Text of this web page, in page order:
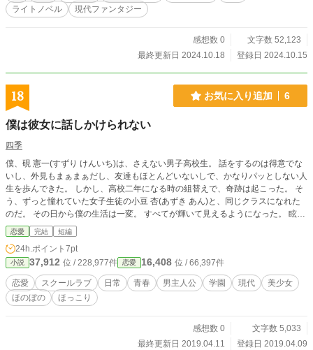
ライトノベル
現代ファンタジー
感想数 0
文字数 52,123
最終更新日 2024.10.18
登録日 2024.10.15
18 お気に入り追加 6
僕は彼女に話しかけられない
四季
僕、硯 憲一(すずり けんいち)は、さえない男子高校生。 話をするのは得意でな
いし、外見もまぁまぁだし、友達もほとんどいないしで、かなりパッとしない人
生を歩んできた。 しかし、高校二年になる時の組替えで、奇跡は起こった。 そ
う、ずっと憧れていた女子生徒の小豆 杏(あずき あん)と、同じクラスになれた
のだ。 その日から僕の生活は一変。 すべてが輝いて見えるようになった。 眩し
い彼女を見ていられるなんて、幸せすぎるーー！ 著作者：四季 無断転載は固く
禁じます。 ※この作品は「小説家になろう」にも掲載しています。
恋愛 完結 短編
24h.ポイント 7pt
小説 37,912 位 / 228,977件 恋愛 16,408 位 / 66,397件
恋愛 スクールラブ 日常 青春 男主人公 学園 現代
美少女
ほのぼの
ほっこり
感想数 0
文字数 5,033
最終更新日 2019.04.11
登録日 2019.04.09